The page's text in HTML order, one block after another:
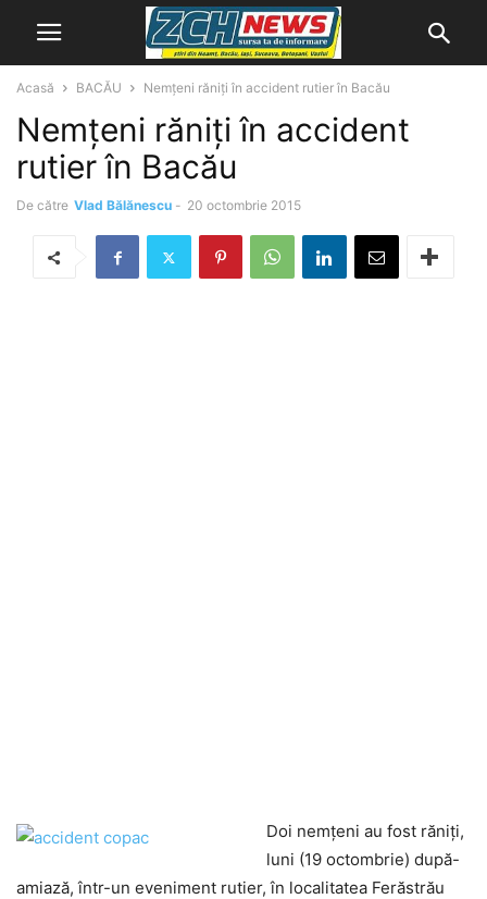
Acasă BACĂU Nemţeni răniţi în accident rutier în Bacău
Nemţeni răniţi în accident
rutier în Bacău
De către Vlad Bălănescu - 20 octombrie 2015
Doi nemţeni au fost răniţi,
luni (19 octombrie) după-
amiază, într-un eveniment rutier, în localitatea Ferăstrău